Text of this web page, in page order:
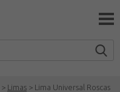
> Limas > Lima Universal Roscas